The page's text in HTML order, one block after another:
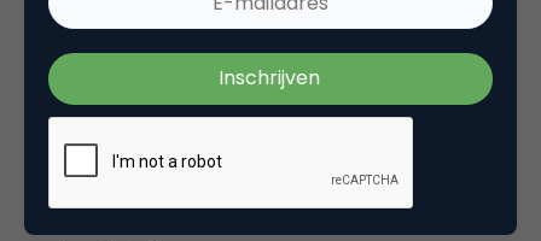
Stay safeen tot volgende week!
Deel dit artikel